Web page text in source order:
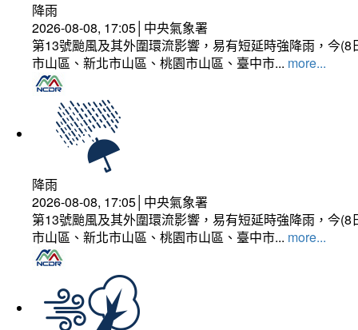
降雨
2026-08-08, 17:05│中央氣象署
第13號颱風及其外圍環流影響，易有短延時強降雨，今
市山區、新北市山區、桃園市山區、臺中市... more...
降雨
2026-08-08, 17:05│中央氣象署
第13號颱風及其外圍環流影響，易有短延時強降雨，今
市山區、新北市山區、桃園市山區、臺中市... more...